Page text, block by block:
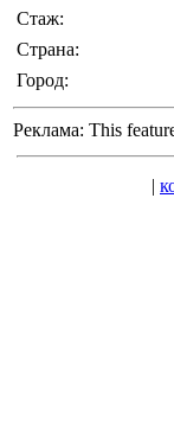
Стаж:
Страна:
Город:
Реклама: This
|